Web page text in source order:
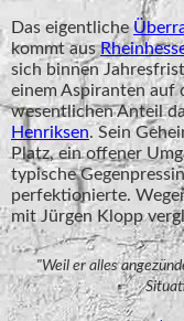
Das eigentliche
kommt aus
sich binnen
einem Aspiranten auf
wesentlichen Anteil
Henriksen. Sein
Platz, ein offener
typische
perfektionierte.
mit Jürgen Klopp
"Weil er alles